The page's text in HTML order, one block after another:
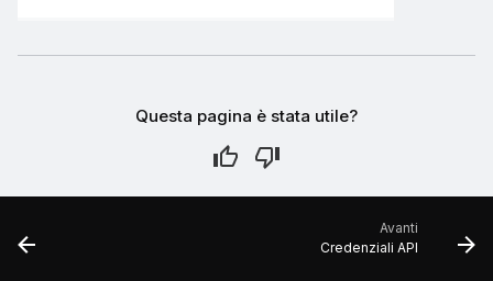
Questa pagina è stata utile?
Avanti
Credenziali API